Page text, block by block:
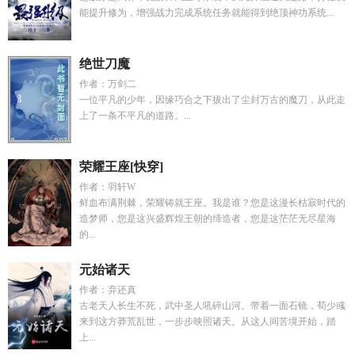
能提升修为，增强战力完成系统任务就能得到绝顶神功系统...
绝世刀魔
作者：万剑二
一位平凡的少年，因缘巧合之下拔出了尘封万古的魔刀，从此走
上了一条不平凡的道路。...
荣耀王座[快穿]
作者：羽轩W
鲜血布满荆棘，荣耀铸就王座。我是谁？您是这漫长枯寂时代的
造梦师，您是这兴盛辉煌王朝的缔造者，您是这茫茫无尽星海
的...
元始诸天
作者：弃还真
古老天人长生不死，武中圣人吼碎山河。带着一面石镜，荀少彧
来到这方莽荒乱世，一步步映照诸天。从这人间苦境开始，踏
上...